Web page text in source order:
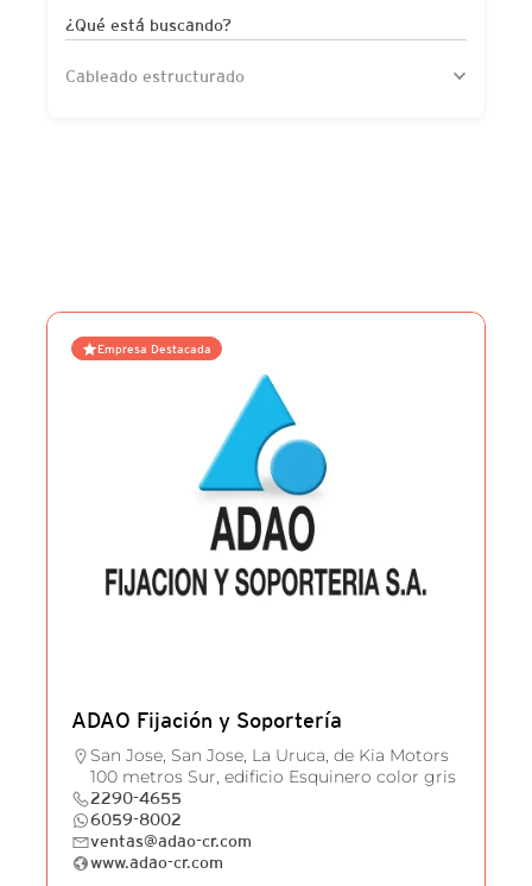
¿Qué está buscando?
Cableado estructurado
Empresa Destacada
ADAO Fijación y Soportería
San Jose, San Jose, La Uruca, de Kia Motors
100 metros Sur, edificio Esquinero color gris
2290-4655
6059-8002
ventas@adao-cr.com
www.adao-cr.com